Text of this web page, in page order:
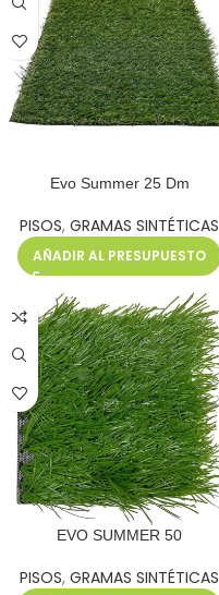
Evo Summer 25 Dm
PISOS, GRAMAS SINTÉTICAS
AÑADIR AL PRESUPUESTO
EVO SUMMER 50
PISOS, GRAMAS SINTÉTICAS